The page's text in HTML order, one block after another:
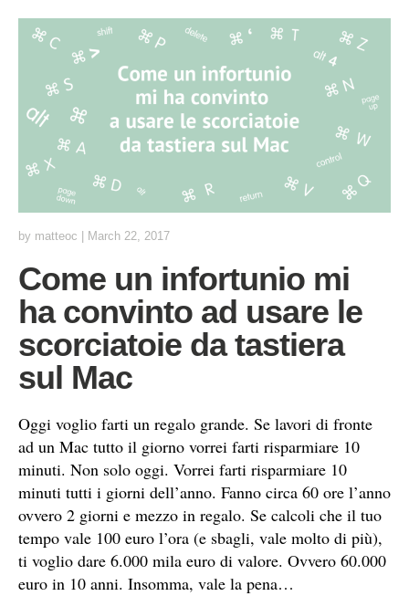
by matteoc March 22, 2017
Come un infortunio mi
ha convinto ad usare le
scorciatoie da tastiera
sul Mac
Oggi voglio farti un regalo grande. Se lavori di fronte
ad un Mac tutto il giorno vorrei farti risparmiare 10
minuti. Non solo oggi. Vorrei farti risparmiare 10
minuti tutti i giorni dell’anno. Fanno circa 60 ore l’anno
ovvero 2 giorni e mezzo in regalo. Se calcoli che il tuo
tempo vale 100 euro l’ora (e sbagli, vale molto di più),
ti voglio dare 6.000 mila euro di valore. Ovvero 60.000
euro in 10 anni. Insomma, vale la pena…